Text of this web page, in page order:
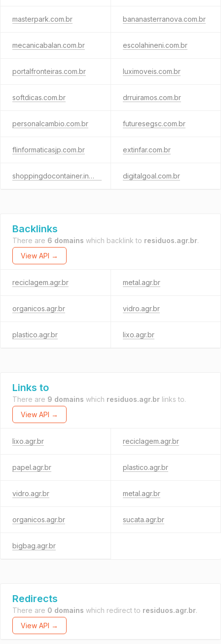
masterpark.com.br bananasterranova.com.br
mecanicabalan.com.br escolahineni.com.br
portalfronteiras.com.br luximoveis.com.br
softdicas.com.br drruiramos.com.br
personalcambio.com.br futuresegsc.com.br
flinformaticasjp.com.br extinfar.com.br
shoppingdocontainer.ind.br digitalgoal.com.br
Backlinks
There are 6 domains which backlink to residuos.agr.br.
View API →
reciclagem.agr.br metal.agr.br
organicos.agr.br vidro.agr.br
plastico.agr.br lixo.agr.br
Links to
There are 9 domains which residuos.agr.br links to.
View API →
lixo.agr.br reciclagem.agr.br
papel.agr.br plastico.agr.br
vidro.agr.br metal.agr.br
organicos.agr.br sucata.agr.br
bigbag.agr.br
Redirects
There are 0 domains which redirect to residuos.agr.br.
View API →